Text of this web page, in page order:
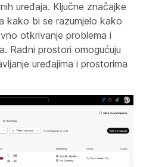
uređaja. Ključne značajke
kako bi se razumjelo kako
otkrivanje problema i
Radni prostori omogućuju
uređajima i prostorima